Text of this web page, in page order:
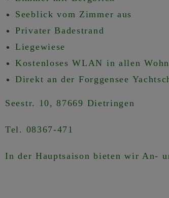
Seeblick vom Zimmer aus
Privater Badestrand
Liegewiese
Kostenloses WLAN in allen
Direkt an der Forggensee
Seestr. 10, 87669 Dietringen
Tel. 08367-471
In der Hauptsaison bieten wir An-